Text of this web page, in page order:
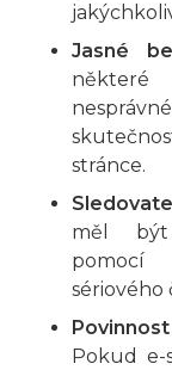
Jasné
některé
stránce.
měl být
pomocí
sériového
Pokud e-